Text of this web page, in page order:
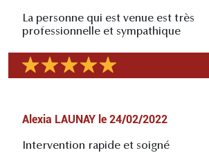
La personne qui est venue est très
professionnelle et sympathique
Alexia LAUNAY le 24/02/2022
Intervention rapide et soigné